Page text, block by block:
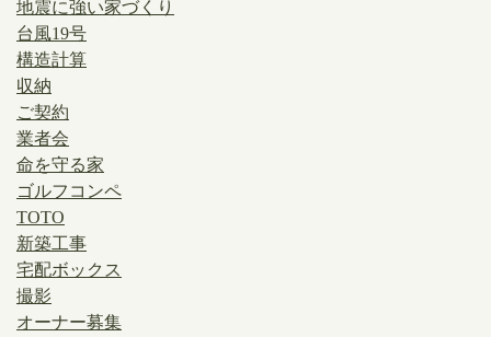
地震に強い家づくり
台風19号
構造計算
収納
ご契約
業者会
命を守る家
ゴルフコンペ
TOTO
新築工事
宅配ボックス
撮影
オーナー募集